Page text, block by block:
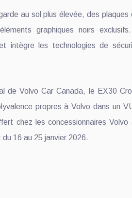
au sol plus élevée, des plaques
graphiques noirs exclusifs.
intègre les technologies de
de Volvo Car Canada, le EX30
propres à Volvo dans un
chez les concessionnaires Volvo
16 au 25 janvier 2026.